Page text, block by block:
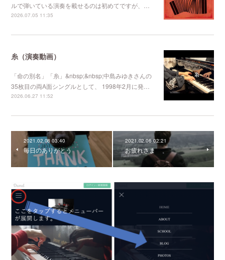
ルで弾いている演奏を載せるのは初めてですが、…
2026.07.05 11:35
糸（演奏動画）
「命の別名」「糸」&nbsp;&nbsp;中島みゆきさんの
35枚目の両A面シングルとして、 1998年2月に発…
2026.06.27 11:52
2021.02.08 03:40
毎日のありがとう
2021.02.06 02:21
お疲れさま